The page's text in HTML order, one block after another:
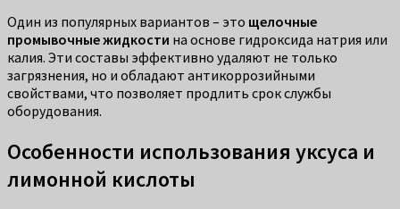
Один из популярных вариантов – это щелочные
промывочные жидкости на основе гидроксида натрия или
калия. Эти составы эффективно удаляют не только
загрязнения, но и обладают антикоррозийными
свойствами, что позволяет продлить срок службы
оборудования.
Особенности использования уксуса и
лимонной кислоты